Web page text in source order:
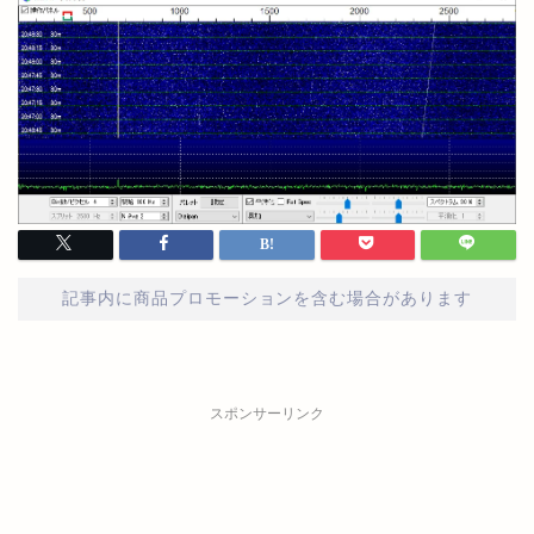
記事内に商品プロモーションを含む場合があります
スポンサーリンク